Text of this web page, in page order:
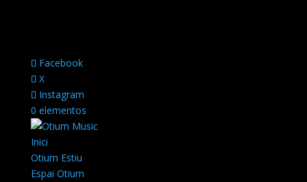
Facebook
X
Instagram
0 elementos
Inici
Otium Estiu
Espai Otium